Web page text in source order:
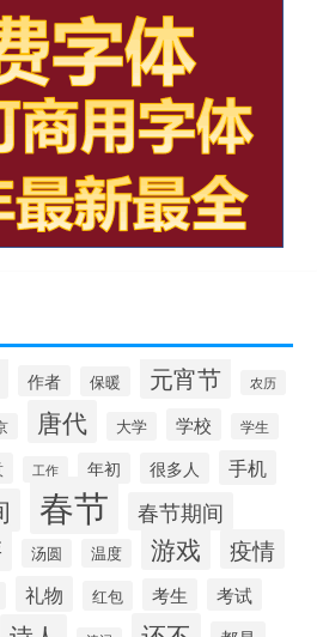
作者 保暖 元宵节 农历
唐代 大学 学校 学生
工作 年初 很多人 手机
春节 春节期间
汤圆 温度 游戏 疫情
礼物 红包 考生 考试